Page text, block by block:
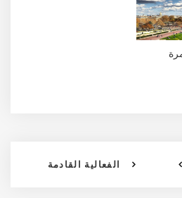
الفعالية القادمة